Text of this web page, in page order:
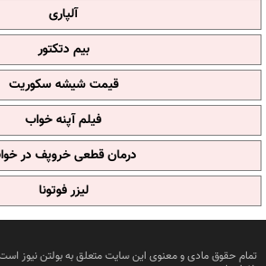
آلپاری
بیم دتکتور
قیمت شیشه سکوریت
فیلم آپنه خواب
درمان قطعی خروپف در
لیزر فوتونا
تمام حقوق مادی و معنوی این سایت متعلق به بولتن نیوز